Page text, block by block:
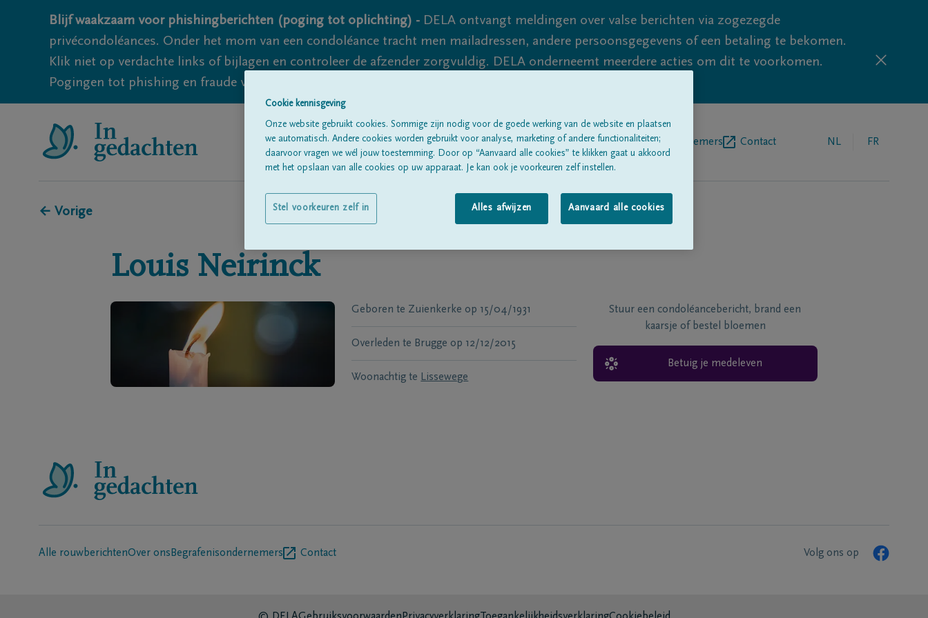
Blijf waakzaam voor phishingberichten (poging tot oplichting) - DELA ontvangt meldingen over valse berichten via zogezegde
privécondoléances. Onder het mom van een condoléance tracht men mailadressen, andere persoonsgegevens of een betaling te bekomen.
Klik niet op verdachte links of bijlagen en controleer de afzender zorgvuldig. DELA onderneemt meerdere acties om dit te voorkomen.
Pogingen tot phishing en fraude vallen echter nooit volledig uit te sluiten, dus blijf waakzaam.
Alle rouwberichten Over onsBegrafenisondernemers Contact NL FR
← Vorige
Louis Neirinck
Geboren te Zuienkerke op 15/04/1931
Overleden te Brugge op 12/12/2015
Woonachtig te Lissewege
Stuur een condoléancebericht, brand een
kaarsje of bestel bloemen
Betuig je medeleven
Alle rouwberichtenOver ons Begrafenisondernemers Contact Volg ons op
Cookie kennisgeving
Onze website gebruikt cookies. Sommige zijn nodig voor de goede werking van de website en plaatsen
we automatisch. Andere cookies worden gebruikt voor analyse, marketing of andere functionaliteiten;
daarvoor vragen we wél jouw toestemming. Door op “Aanvaard alle cookies” te klikken gaat u akkoord
met het opslaan van alle cookies op uw apparaat. Je kan ook je voorkeuren zelf instellen.
Alles afwijzen Aanvaard alle cookies
Stel voorkeuren zelf in